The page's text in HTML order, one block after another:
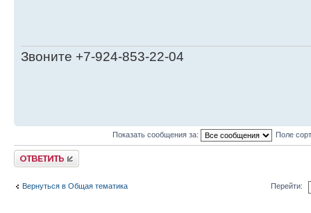
Звоните +7-924-853-22-04
Показать сообщения за: Поле
Ответить
Вернуться в Общая тематика Перейти: